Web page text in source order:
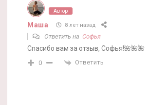
Автор
Маша 8 лет назад
Ответить на Софья
Спасибо вам за отзыв, Софья!🌺🌺🌺
0 Ответить